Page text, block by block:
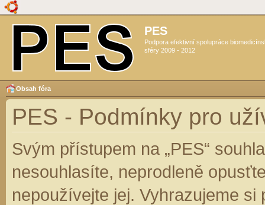
PES
Podpora efektivní spolupráce
sféry 2009 - 2012
Obsah fóra
PES - Podmínky pro
Svým přístupem na „PES“
nesouhlasíte, neprodleně
nepoužívejte jej. Vyhrazujeme